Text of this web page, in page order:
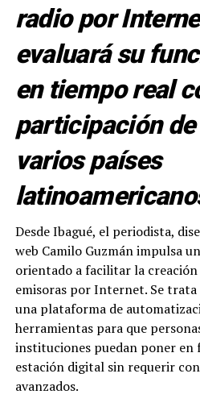
radio por
evaluará su
en tiempo real
participación
varios países
Desde Ibagué, el periodista,
web Camilo Guzmán impulsa
orientado a facilitar la
emisoras por Internet. Se trata
una plataforma de
herramientas para que
instituciones puedan poner en
estación digital sin requerir
avanzados.